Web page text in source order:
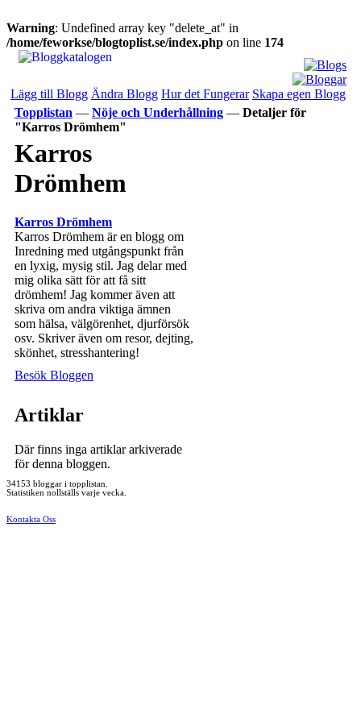
Warning: Undefined array key "delete_at" in
/home/feworkse/blogtoplist.se/index.php on line 174
Lägg till Blogg Ändra Blogg Hur det Fungerar Skapa egen Blogg
Topplistan — Nöje och Underhållning — Detaljer för
"Karros Drömhem"
Karros
Drömhem
Karros Drömhem
Karros Drömhem är en blogg om
Inredning med utgångspunkt från
en lyxig, mysig stil. Jag delar med
mig olika sätt för att få sitt
drömhem! Jag kommer även att
skriva om andra viktiga ämnen
som hälsa, välgörenhet, djurförsök
osv. Skriver även om resor, dejting,
skönhet, stresshantering!
Besök Bloggen
Artiklar
Där finns inga artiklar arkiverade
för denna bloggen.
34153 bloggar i topplistan.
Statistiken nollställs varje vecka.
Kontakta Oss